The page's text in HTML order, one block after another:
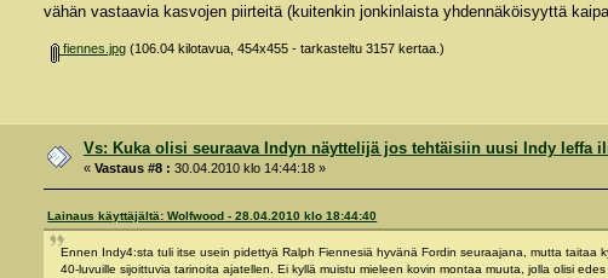
vähän vastaavia kasvojen piirteitä (kuitenkin jonkinlaista yhdennäköisyyttä
fiennes.jpg(106.04 kilotavua, 454x455 - tarkasteltu 3157 kertaa.)
Vs: Kuka olisi seuraava Indyn näyttelijä jos tehtäisiin uusi Indy leffa
« Vastaus #8 : 30.04.2010 klo 14:44:18 »
Lainaus käyttäjältä: Wolfwood - 28.04.2010 klo 18:44:40
Ennen Indy4:sta tuli itse usein pidettyä Ralph Fiennesiä hyvänä Fordin seuraajana, mutta taitaa
40-luvuille sijoittuvia tarinoita ajatellen. Ei kyllä muistu mieleen kovin montaa muuta, jolla olisi